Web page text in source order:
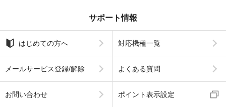
サポート情報
はじめての方へ 対応機種一覧
メールサービス登録/解除 よくある質問
お問い合わせ ポイント表示設定